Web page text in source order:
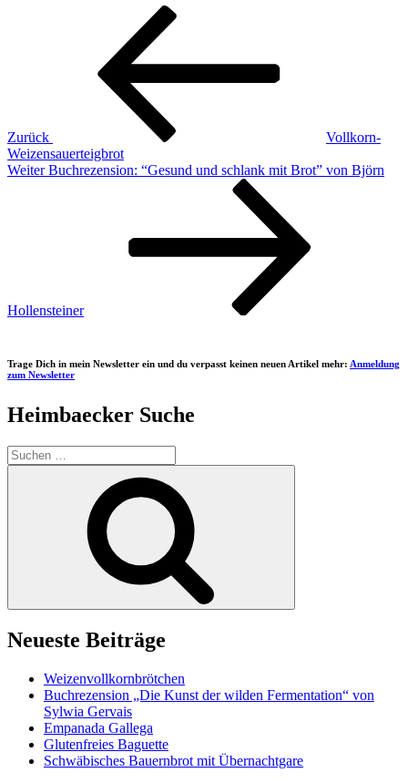
Beitragsnavigation
Zurück
Vollkorn-
Weizensauerteigbrot
Nächster
Weiter Buchrezension: “Gesund und schlank mit Brot” von Björn
Hollensteiner
Trage Dich in mein Newsletter ein und du verpasst keinen neuen Artikel mehr: Anmeldung
zum Newsletter
Heimbaecker Suche
Suchen
nach:
Neueste Beiträge
Weizenvollkornbrötchen
Buchrezension „Die Kunst der wilden Fermentation“ von
Sylwia Gervais
Empanada Gallega
Glutenfreies Baguette
Schwäbisches Bauernbrot mit Übernachtgare